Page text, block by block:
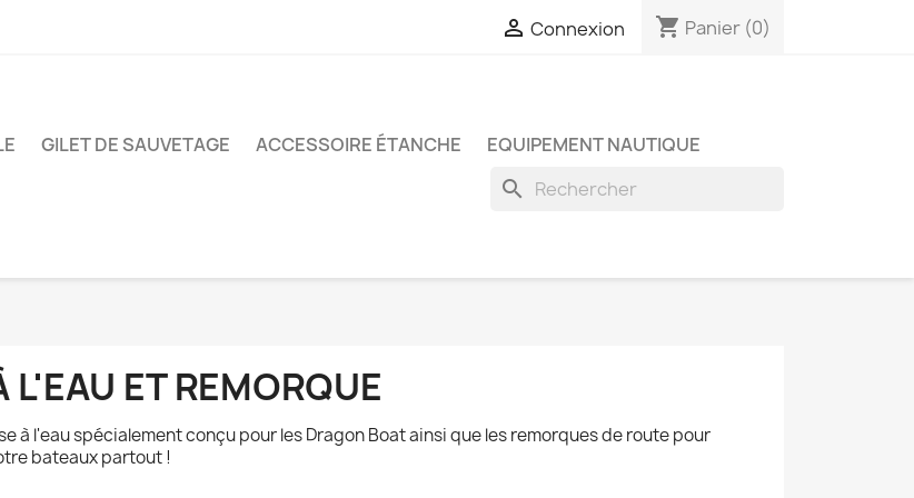
 Connexion shopping_cart Panier (0)
GILET DE SAUVETAGE ACCESSOIRE ÉTANCHE EQUIPEMENT NAUTIQUE
search
L'EAU ET REMORQUE
à l'eau spécialement conçu pour les Dragon Boat ainsi que les remorques de route pour
bateaux partout !